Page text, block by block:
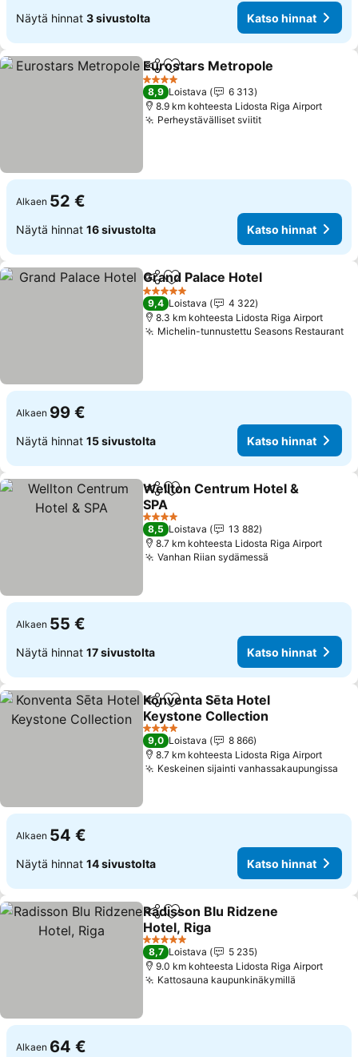
Näytä hinnat 3 sivustolta Katso hinnat
Jaa Lisää suosikkeihin
Eurostars Metropole
4 Tähtiluokitus
8,9 Loistava
6 313
8.9 km kohteesta Lidosta Riga Airport
Perheystävälliset sviititKatso hinnat
Alkaen 52 €
Näytä hinnat 16 sivustolta Katso hinnat
Jaa Lisää suosikkeihin
Grand Palace Hotel
5 Tähtiluokitus
9,4 Loistava
4 322
8.3 km kohteesta Lidosta Riga Airport
Michelin-tunnustettu Seasons Restaurant
Alkaen 99 €
Näytä hinnat 15 sivustolta Katso hinnat
Jaa Lisää suosikkeihin
Wellton Centrum Hotel &
SPA
Katso hinnat
4 Tähtiluokitus
8,5 Loistava
13 882
8.7 km kohteesta Lidosta Riga Airport
Vanhan Riian sydämessä
Alkaen 55 €
Näytä hinnat 17 sivustolta Katso hinnat
Jaa Lisää suosikkeihin
Konventa Sēta Hotel
Keystone Collection
Katso hinnat
4 Tähtiluokitus
9,0 Loistava
8 866
8.7 km kohteesta Lidosta Riga Airport
Keskeinen sijainti vanhassakaupungissa
Alkaen 54 €
Näytä hinnat 14 sivustolta Katso hinnat
Jaa Lisää suosikkeihin
Radisson Blu Ridzene
Hotel, Riga
Katso hinnat
5 Tähtiluokitus
8,7 Loistava
5 235
9.0 km kohteesta Lidosta Riga Airport
Kattosauna kaupunkinäkymillä
Alkaen 64 €